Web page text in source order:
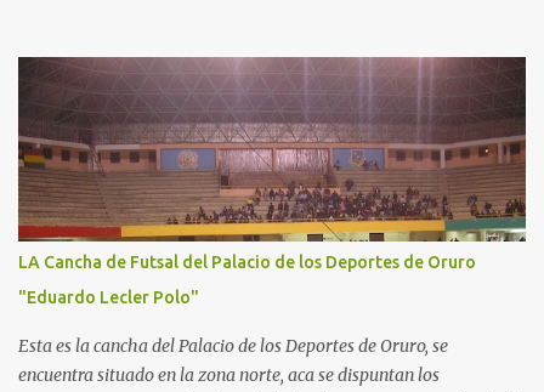
LA Cancha de Futsal del Palacio de los Deportes de Oruro
"Eduardo Lecler Polo"
Esta es la cancha del Palacio de los Deportes de Oruro, se
encuentra situado en la zona norte, aca se dispuntan los